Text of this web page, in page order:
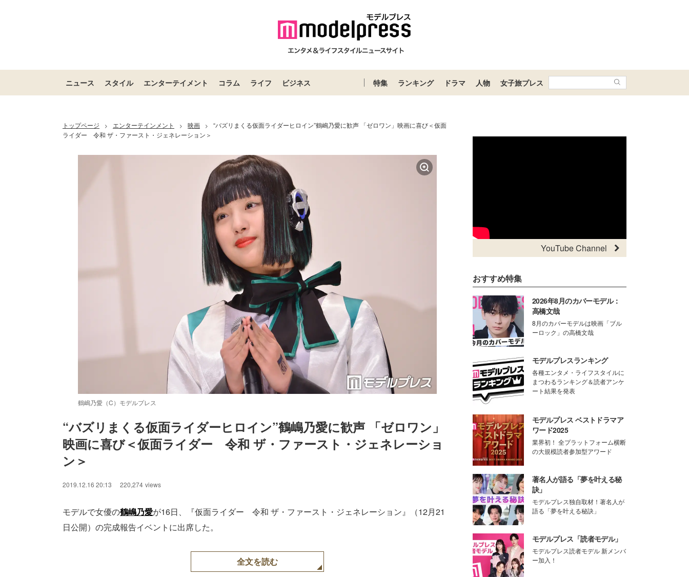
ニュース スタイル エンターテイメント コラム ライフ ビジネス 特集 ランキング ドラマ 人物 女子旅プレス
トップページ > エンターテインメント > 映画 >
“バズリまくる仮面ライダーヒロイン”鶴嶋乃愛に歓声 「ゼロワン」映画に喜び＜仮面
ライダー 令和 ザ・ファースト・ジェネレーション＞
鶴嶋乃愛（C）モデルプレス
Unmute Loaded
87.03%
“バズリまくる仮面ライダーヒロイン”鶴嶋乃愛に歓声 「ゼロワン」
映画に喜び＜仮面ライダー　令和 ザ・ファースト・ジェネレーショ
ン＞
2019.12.16 20:13 220,274 views
モデルで女優の鶴嶋乃愛が16日、『仮面ライダー 令和 ザ・ファースト・ジェネレーション』（12月21
日公開）の完成報告イベントに出席した。
全文を読む
YouTube Channel
おすすめ特集
2026年8月のカバーモデル：
高橋文哉
8月のカバーモデルは映画「ブル
ーロック」の高橋文哉
モデルプレスランキング
各種エンタメ・ライフスタイルに
まつわるランキング＆読者アンケ
ート結果を発表
モデルプレス ベストドラマア
ワード2025
業界初！ 全プラットフォーム横断
の大規模読者参加型アワード
著名人が語る「夢を叶える秘
訣」
モデルプレス独自取材！著名人が
語る「夢を叶える秘訣」
モデルプレス「読者モデル」
モデルプレス読者モデル 新メンバ
ー加入！